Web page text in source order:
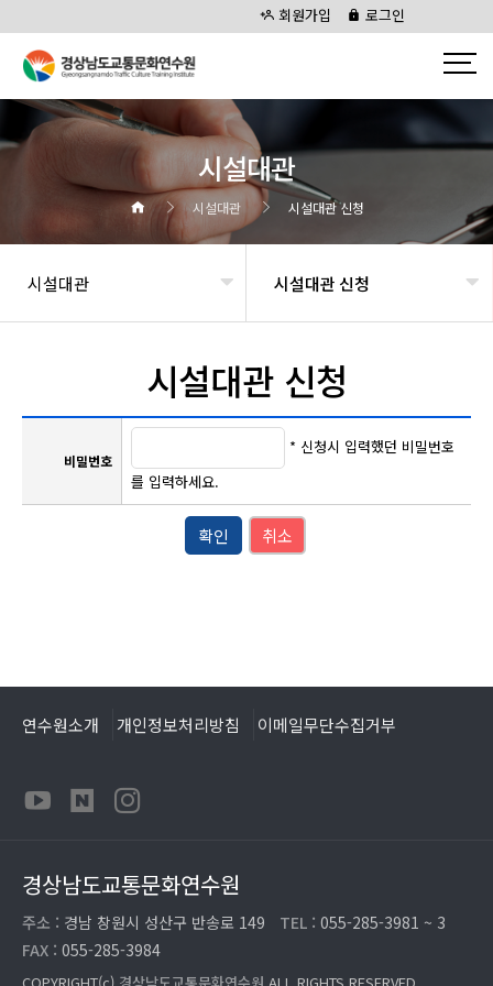
회원가입 로그인
시설대관
시설대관 시설대관 신청
시설대관 시설대관 신청
시설대관 신청
비밀번호
* 신청시 입력했던 비밀번호
를 입력하세요.
확인 취소
연수원소개 개인정보처리방침 이메일무단수집거부
경상남도교통문화연수원
주소 : 경남 창원시 성산구 반송로 149 TEL : 055-285-3981 ~ 3
FAX : 055-285-3984